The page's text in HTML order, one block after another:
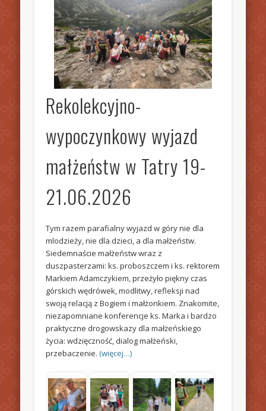
Rekolekcyjno-
wypoczynkowy wyjazd
małżeństw w Tatry 19-
21.06.2026
Tym razem parafialny wyjazd w góry nie dla
mlodzieży, nie dla dzieci, a dla małżeństw.
Siedemnaście małżeństw wraz z
duszpasterzami: ks. proboszczem i ks. rektorem
Markiem Adamczykiem, przeżyło piękny czas
górskich wędrówek, modlitwy, refleksji nad
swoją relacją z Bogiem i małżonkiem. Znakomite,
niezapomniane konferencje ks. Marka i bardzo
praktyczne drogowskazy dla małżeńskiego
życia: wdzięczność, dialog małżeński,
przebaczenie.(więcej…)